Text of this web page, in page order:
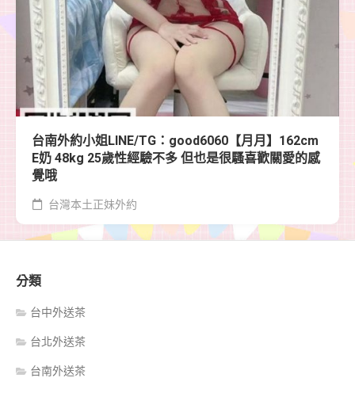
台南外約小姐LINE/TG：good6060【月月】162cm
E奶 48kg 25歲性經驗不多 但也是很騷喜歡關愛的感
覺哦
台灣本土正妹外約
分類
台中外送茶
台北外送茶
台南外送茶